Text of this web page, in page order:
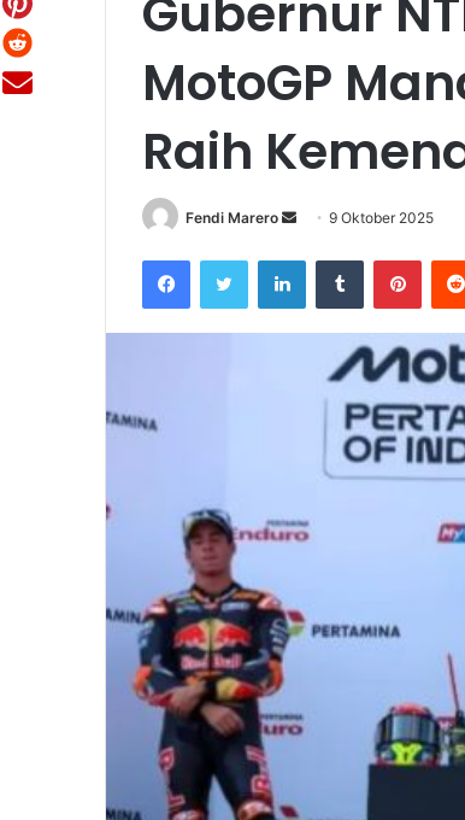
Gubernur
MotoGP
Raih
Fendi Marero
Send9 Oktober 2025
FacebookTwitter LinkedIn Tumblr